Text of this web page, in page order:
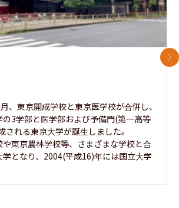
、東京開成学校と東京医学校が合併し、
3学部と医学部および予備門(第一高等
される東京大学が誕生しました。
東京農林学校等、さまざまな学校と合
となり、2004(平成16)年には国立大学
次